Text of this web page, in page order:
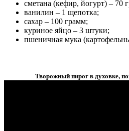
сметана (кефир, йогурт) – 70
ванилин – 1 щепотка;
сахар – 100 грамм;
куриное яйцо – 3 штуки;
пшеничная мука
Творожный пирог в духовке,